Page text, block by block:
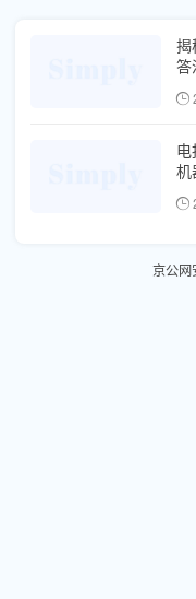
揭
答
机
京公网